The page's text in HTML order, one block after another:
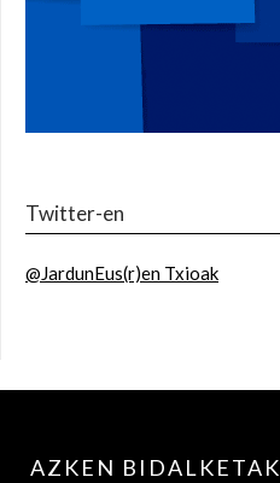
Twitter-en
@JardunEus(r)en Txioak
AZKEN BIDALKETAK